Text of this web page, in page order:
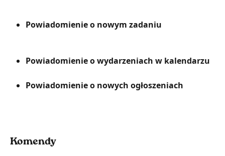
Powiadomienie o nowym zadaniu
Powiadomienie o wydarzeniach w kalendarzu
Powiadomienie o nowych ogłoszeniach
Komendy